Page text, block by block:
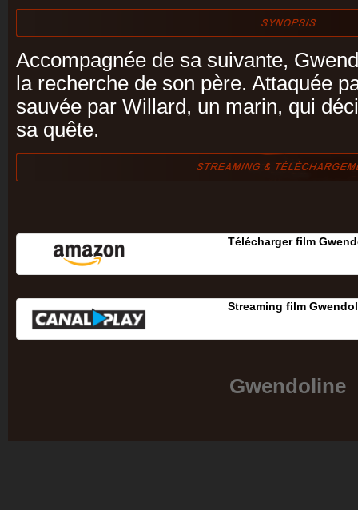
Accompagnée de sa suivante,
la recherche de son père. Attaquée
sauvée par Willard, un marin, qui
sa quête.
Télécharger film
Streaming film
Gwendoline